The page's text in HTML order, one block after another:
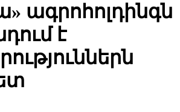
ագրոհոլդինգն
է